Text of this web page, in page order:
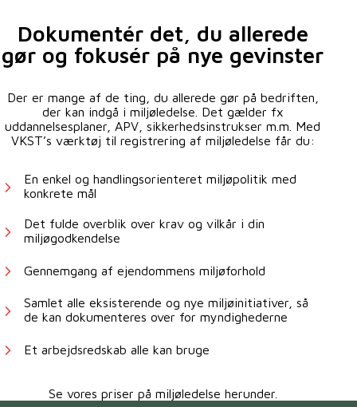
Dokumentér det, du allerede
gør og fokusér på nye gevinster
Der er mange af de ting, du allerede gør på bedriften,
der kan indgå i miljøledelse. Det gælder fx
uddannelsesplaner, APV, sikkerhedsinstrukser m.m. Med
VKST’s værktøj til registrering af miljøledelse får du:
En enkel og handlingsorienteret miljøpolitik med
konkrete mål
Det fulde overblik over krav og vilkår i din
miljøgodkendelse
Gennemgang af ejendommens miljøforhold
Samlet alle eksisterende og nye miljøinitiativer, så
de kan dokumenteres over for myndighederne
Et arbejdsredskab alle kan bruge
Se vores priser på miljøledelse herunder.